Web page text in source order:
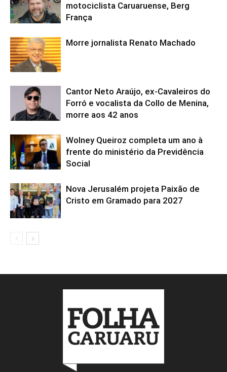
motociclista Caruaruense, Berg
França
Morre jornalista Renato Machado
Cantor Neto Araújo, ex-Cavaleiros do
Forró e vocalista da Collo de Menina,
morre aos 42 anos
Wolney Queiroz completa um ano à
frente do ministério da Previdência
Social
Nova Jerusalém projeta Paixão de
Cristo em Gramado para 2027